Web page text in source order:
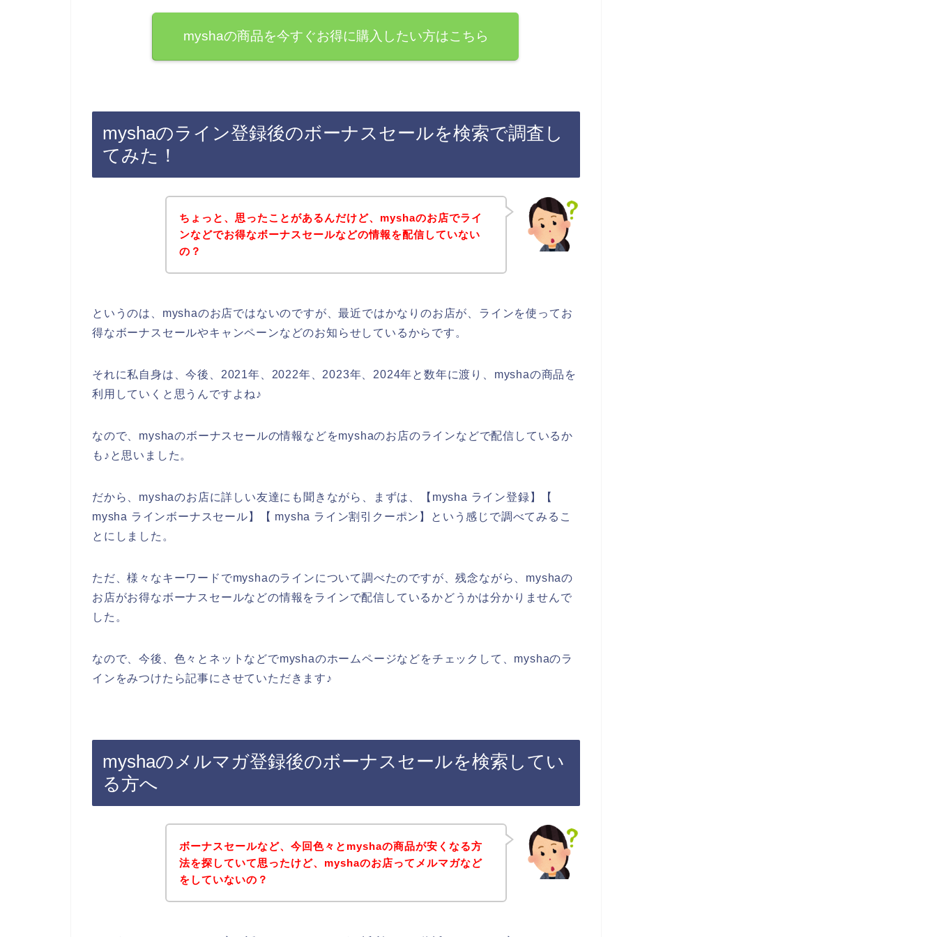
myshaの商品を今すぐお得に購入したい方はこちら
myshaのライン登録後のボーナスセールを検索で調査し
てみた！
ちょっと、思ったことがあるんだけど、myshaのお店でライ
ンなどでお得なボーナスセールなどの情報を配信していない
の？
というのは、myshaのお店ではないのですが、最近ではかなりのお店が、ラインを使ってお
得なボーナスセールやキャンペーンなどのお知らせしているからです。
それに私自身は、今後、2021年、2022年、2023年、2024年と数年に渡り、myshaの商品を
利用していくと思うんですよね♪
なので、myshaのボーナスセールの情報などをmyshaのお店のラインなどで配信しているか
も♪と思いました。
だから、myshaのお店に詳しい友達にも聞きながら、まずは、【mysha ライン登録】【
mysha ラインボーナスセール】【 mysha ライン割引クーポン】という感じで調べてみるこ
とにしました。
ただ、様々なキーワードでmyshaのラインについて調べたのですが、残念ながら、myshaの
お店がお得なボーナスセールなどの情報をラインで配信しているかどうかは分かりませんで
した。
なので、今後、色々とネットなどでmyshaのホームページなどをチェックして、myshaのラ
インをみつけたら記事にさせていただきます♪
myshaのメルマガ登録後のボーナスセールを検索してい
る方へ
ボーナスセールなど、今回色々とmyshaの商品が安くなる方
法を探していて思ったけど、myshaのお店ってメルマガなど
をしていないの？